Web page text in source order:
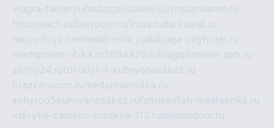
viagra-tablet.rufasbags.ruadler-jun.rubandamn.ru
fincontech.ru3sexporn.ru1mus.rudarksand.ru
rebus-toys.ru minelab-msk.rualabuga-cityhotel.ru
medsprawo-4-ka.ru2864420.rublagodarenie-spb.ru
zajmy24.rutovudyi-4-kuhnyanazakaz.ru
brazzerscom.ru medsprawo4ka.ru
xehyroo5kuhnyanazakaz.rufabrikayfabrikaefabrika.ru
vskrytie-zamkov-moskva-113.rubiletnadom.ru